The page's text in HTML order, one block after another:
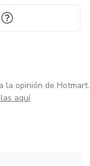
la opinión de Hotmart.
aquí